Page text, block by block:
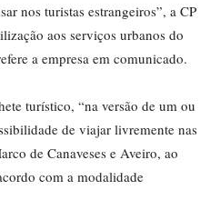
nos turistas estrangeiros”, a CP
aos serviços urbanos do
a empresa em comunicado.
turístico, “na versão de um ou
de viajar livremente nas
de Canaveses e Aveiro, ao
com a modalidade